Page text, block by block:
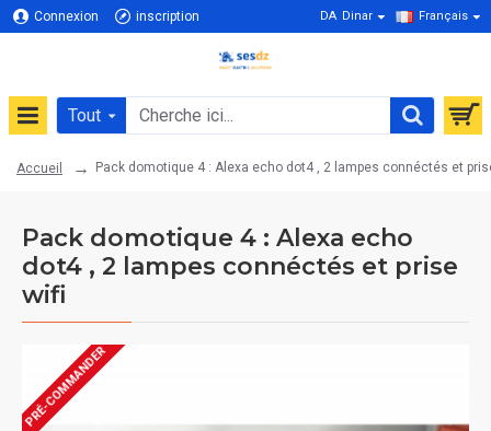
Connexion inscription DA Dinar Français
Tout
Accueil Pack domotique 4 : Alexa echo dot4 , 2 lampes connéctés et
Pack domotique 4 : Alexa echo
dot4 , 2 lampes connéctés et prise
wifi
PRÉ-COMMANDER